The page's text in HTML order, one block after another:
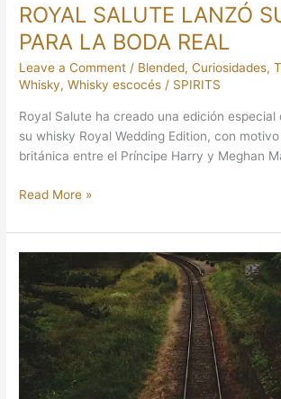
ROYAL SALUTE LANZÓ
PARA LA BODA REAL
Leave a Comment / Blended,Curiosidades,
Whisky,Whisky escocés / SPIRITS
Royal Salute ha creado una edición especial
su whisky Royal Wedding Edition, con
británica entre el Príncipe Harry y Meghan
Read More »
JOHNNIE
WALKER,
LA
HISTORIA